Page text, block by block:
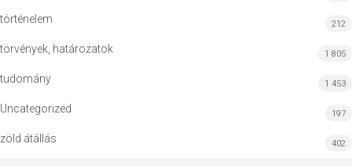
történelem 212
törvények, határozatok 1 805
tudomány 1 453
Uncategorized 197
zöld átállás 402